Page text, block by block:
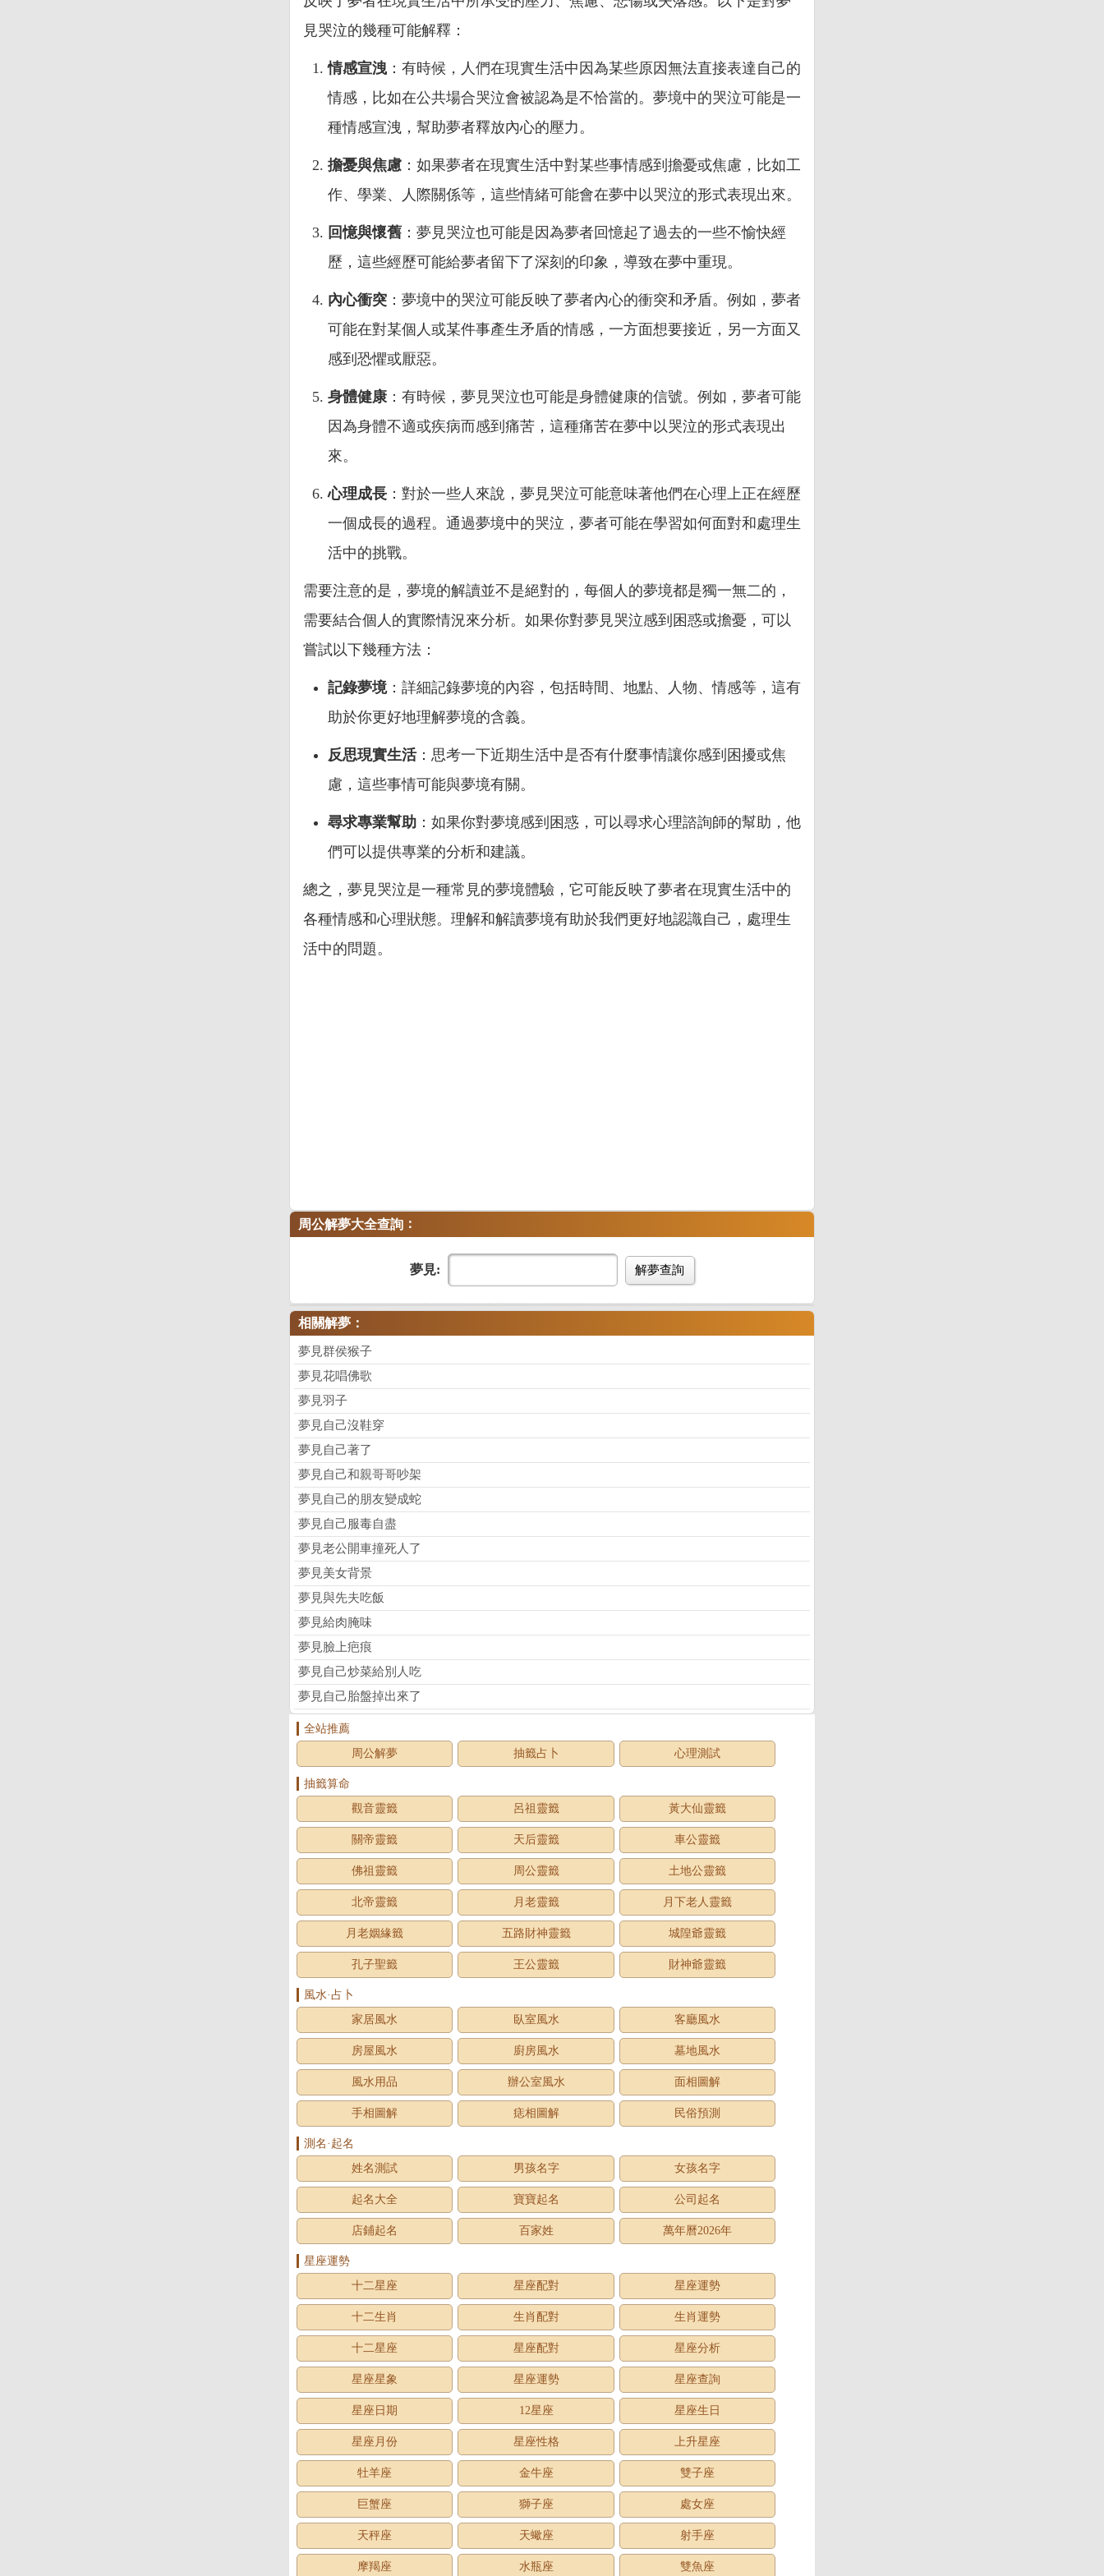
見哭泣的幾種可能解釋：
情感宣洩 ：有時候，人們在現實生活中因為某些原因無法直接表達自己的
情感，比如在公共場合哭泣會被認為是不恰當的。夢境中的哭泣可能是一
種情感宣洩，幫助夢者釋放內心的壓力。
擔憂與焦慮 ：如果夢者在現實生活中對某些事情感到擔憂或焦慮，比如工
作、學業、人際關係等，這些情緒可能會在夢中以哭泣的形式表現出來。
回憶與懷舊 ：夢見哭泣也可能是因為夢者回憶起了過去的一些不愉快經
歷，這些經歷可能給夢者留下了深刻的印象，導致在夢中重現。
內心衝突 ：夢境中的哭泣可能反映了夢者內心的衝突和矛盾。例如，夢者
可能在對某個人或某件事產生矛盾的情感，一方面想要接近，另一方面又
感到恐懼或厭惡。
身體健康：有時候，夢見哭泣也可能是身體健康的信號。例如，夢者可能
因為身體不適或疾病而感到痛苦，這種痛苦在夢中以哭泣的形式表現出
來。
心理成長 ：對於一些人來說，夢見哭泣可能意味著他們在心理上正在經歷
一個成長的過程。通過夢境中的哭泣，夢者可能在學習如何面對和處理生
活中的挑戰。
需要注意的是，夢境的解讀並不是絕對的，每個人的夢境都是獨一無二的，
需要結合個人的實際情況來分析。如果你對夢見哭泣感到困惑或擔憂，可以
嘗試以下幾種方法：
記錄夢境：詳細記錄夢境的內容，包括時間、地點、人物、情感等，這有
助於你更好地理解夢境的含義。
反思現實生活：思考一下近期生活中是否有什麼事情讓你感到困擾或焦
慮，這些事情可能與夢境有關。
尋求專業幫助 ：如果你對夢境感到困惑，可以尋求心理諮詢師的幫助，他
們可以提供專業的分析和建議。
總之，夢見哭泣是一種常見的夢境體驗，它可能反映了夢者在現實生活中的
各種情感和心理狀態。理解和解讀夢境有助於我們更好地認識自己，處理生
活中的問題。
周公解夢大全查詢 ：
夢見: 解夢查詢
相關解夢：
夢見群侯猴子
夢見花唱佛歌
夢見羽子
夢見自己沒鞋穿
夢見自己著了
夢見自己和親哥哥吵架
夢見自己的朋友變成蛇
夢見自己服毒自盡
夢見老公開車撞死人了
夢見美女背景
夢見與先夫吃飯
夢見給肉腌味
夢見臉上疤痕
夢見自己炒菜給別人吃
夢見自己胎盤掉出來了
全站推薦
周公解夢
抽籤占卜 心理測試
抽籤算命
觀音靈籤
呂祖靈籤 黃大仙靈籤
關帝靈籤 天后靈籤 車公靈籤
佛祖靈籤 周公靈籤 土地公靈籤
北帝靈籤 月老靈籤 月下老人靈籤
月老姻緣籤 五路財神靈籤 城隍爺靈籤
孔子聖籤 王公靈籤 財神爺靈籤
風水·占卜
家居風水
臥室風水 客廳風水
房屋風水 廚房風水 墓地風水
風水用品 辦公室風水 面相圖解
手相圖解 痣相圖解 民俗預測
測名·起名
姓名測試
男孩名字 女孩名字
起名大全 寶寶起名 公司起名
店鋪起名 百家姓 萬年曆2026年
星座運勢
十二星座
星座配對 星座運勢
十二生肖 生肖配對 生肖運勢
十二星座 星座配對 星座分析
星座星象 星座運勢 星座查詢
星座日期 12星座 星座生日
星座月份 星座性格 上升星座
牡羊座 金牛座 雙子座
巨蟹座 獅子座 處女座
天秤座 天蠍座 射手座
摩羯座 水瓶座 雙魚座